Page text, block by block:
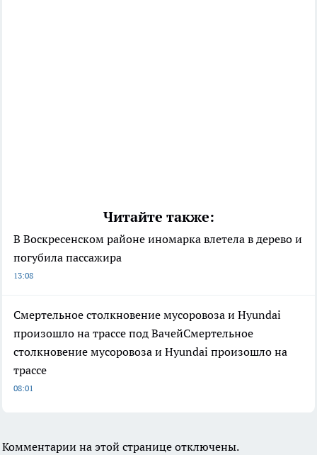
Читайте также:
В Воскресенском районе иномарка влетела в дерево и
погубила пассажира
13:08
Смертельное столкновение мусоровоза и Hyundai
произошло на трассе под ВачейСмертельное
столкновение мусоровоза и Hyundai произошло на
трассе
08:01
Комментарии на этой странице отключены.